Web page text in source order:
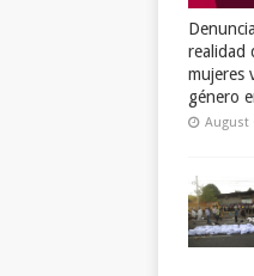
realidad
mujeres
género
August